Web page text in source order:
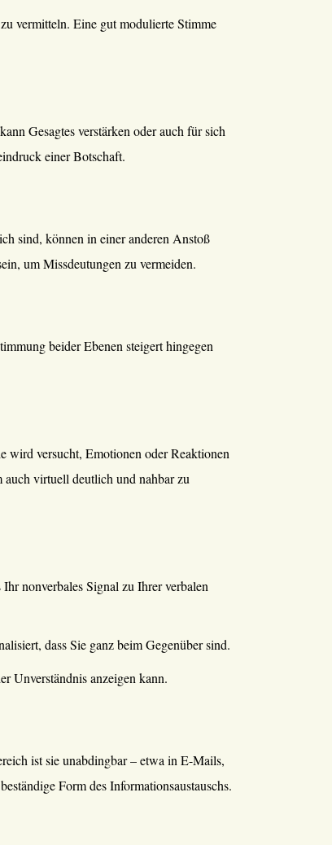
vermitteln. Eine gut modulierte Stimme
Gesagtes verstärken oder auch für sich
einer Botschaft.
sind, können in einer anderen Anstoß
um Missdeutungen zu vermeiden.
beider Ebenen steigert hingegen
wird versucht, Emotionen oder Reaktionen
virtuell deutlich und nahbar zu
nonverbales Signal zu Ihrer verbalen
dass Sie ganz beim Gegenüber sind.
Unverständnis anzeigen kann.
ist sie unabdingbar – etwa in E-Mails,
Form des Informationsaustauschs.